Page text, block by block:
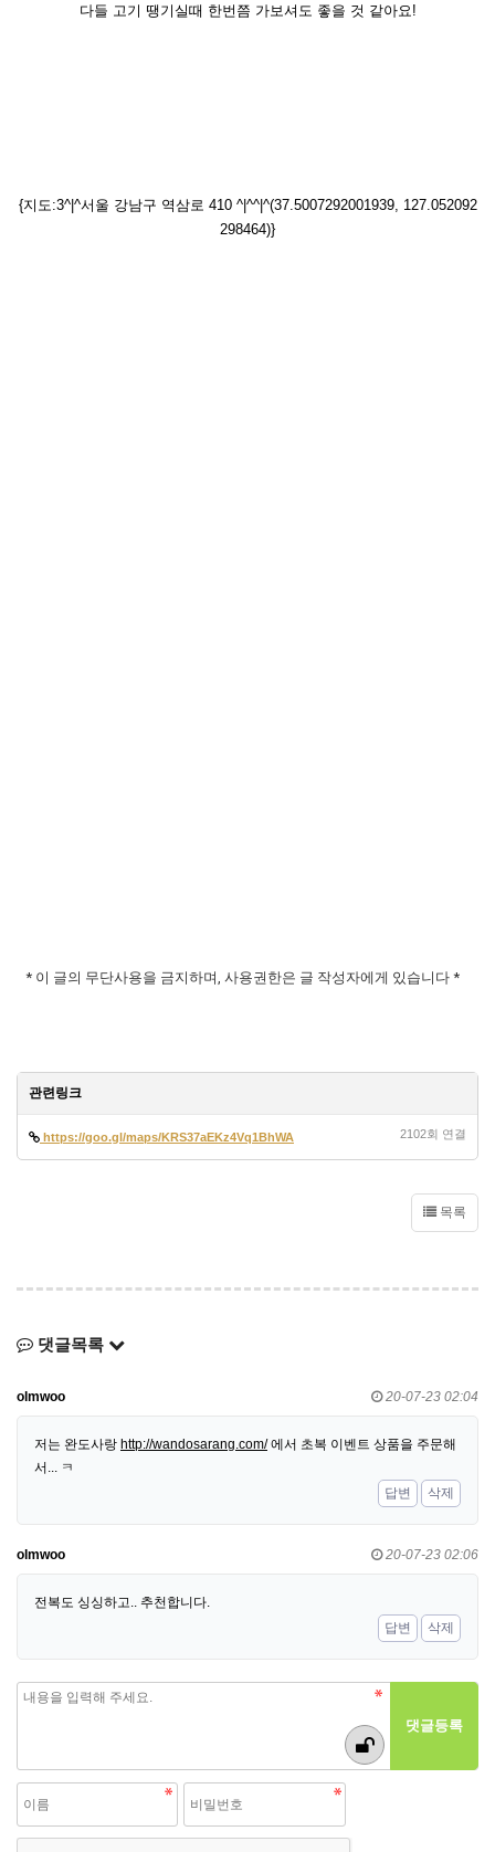
다들 고기 땡기실때 한번쯤 가보셔도 좋을 것 같아요!
{지도:3^|^서울 강남구 역삼로 410 ^|^^|^(37.5007292001939, 127.052092
298464)}
* 이 글의 무단사용을 금지하며, 사용권한은 글 작성자에게 있습니다 *
관련링크
https://goo.gl/maps/KRS37aEKz4Vq1BhWA 2102회 연결
목록
댓글목록
olmwoo 20-07-23 02:04
저는 완도사랑 http://wandosarang.com/에서 초복 이벤트 상품을 주문해
서... ㅋ
답변
삭제
olmwoo 20-07-23 02:06
전복도 싱싱하고.. 추천합니다.
답변
삭제